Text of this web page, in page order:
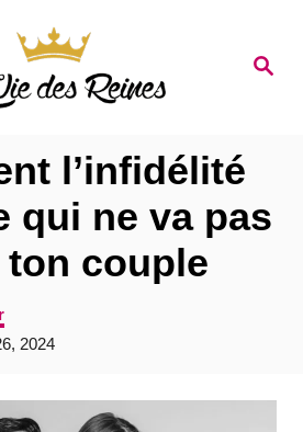
S
l’infidélité
qui ne va pas
ton couple
2024